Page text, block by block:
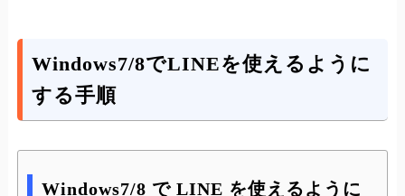
Windows7/8でLINEを使えるように
する手順
Windows7/8 で LINE を使えるように